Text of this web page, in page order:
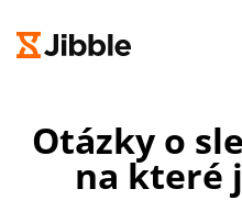
Otázky o
na které